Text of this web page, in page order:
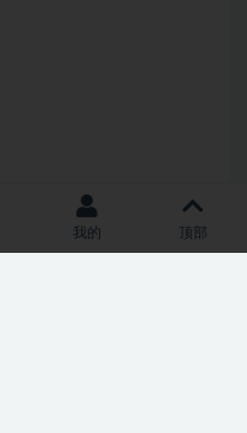
我的
顶部